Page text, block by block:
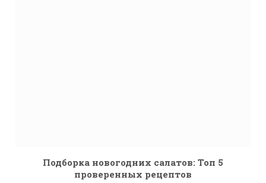
Подборка новогодних салатов: Топ 5
проверенных рецептов